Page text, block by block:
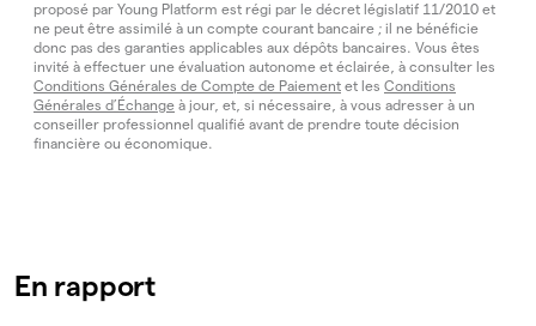
proposé par Young Platform est régi par le décret législatif 11/2010 et
ne peut être assimilé à un compte courant bancaire ; il ne bénéficie
donc pas des garanties applicables aux dépôts bancaires. Vous êtes
invité à effectuer une évaluation autonome et éclairée, à consulter les
Conditions Générales de Compte de Paiement et les Conditions
Générales d’Échange à jour, et, si nécessaire, à vous adresser à un
conseiller professionnel qualifié avant de prendre toute décision
financière ou économique.
En rapport